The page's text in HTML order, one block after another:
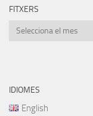
FITXERS
Fitxers
IDIOMES
English